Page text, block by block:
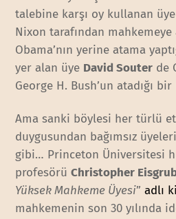
talebine karşı oy kullanan
Nixon tarafından mahkemeye
Obama’nın yerine atama
yer alan üye David Souter de
George H. Bush’un atadığı
Ama sanki böylesi her türlü
duygusundan bağımsız
gibi… Princeton Üniversitesi
profesörüChristopher
Yüksek Mahkeme Üyesi”adlı
mahkemenin son 30 yılında